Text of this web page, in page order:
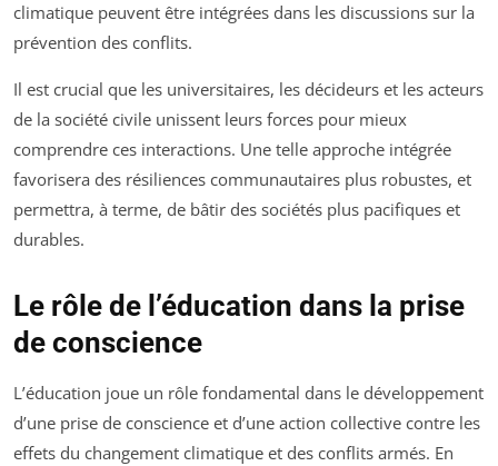
climatique peuvent être intégrées dans les discussions sur la
prévention des conflits.
Il est crucial que les universitaires, les décideurs et les acteurs
de la société civile unissent leurs forces pour mieux
comprendre ces interactions. Une telle approche intégrée
favorisera des résiliences communautaires plus robustes, et
permettra, à terme, de bâtir des sociétés plus pacifiques et
durables.
Le rôle de l’éducation dans la prise
de conscience
L’éducation joue un rôle fondamental dans le développement
d’une prise de conscience et d’une action collective contre les
effets du changement climatique et des conflits armés. En